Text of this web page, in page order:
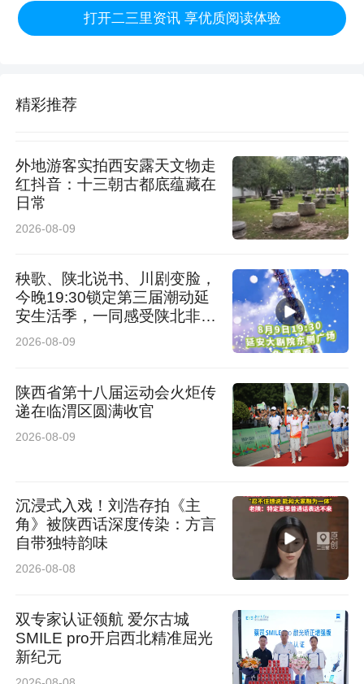
图为汉中市博物馆（古汉台）望江楼。
在城市更新与文旅活化中，汉台坚守敬畏历史、
尊重居民、克制开发理念，精心保护东关老街、
中山街等历史街巷，保留原住民生活场景与市井
烟火，不搞大拆大建，拒绝同质化开发。同步推
进背街小巷微改造、口袋公园建设，实现文脉保
护、民生改善与文旅引流协同共进，让老街既有
岁月质感，更有生活温度。
围绕 “一区三带三板块” 全域文旅格局，汉台以
“文旅 +” 激活发展新动能。推动 “文旅 + 农业”，
以油菜花海为媒，打造花海小火车、低空观光、
田园市集，变一季赏花为全年可游；做强 “文旅 +
夜间经济”，点亮天汉长街、前进路夜市，融合非
研学”，构建汉文化、农耕、自然、国防四大课程
体系，打造全龄段研学样板。
打开二三里资讯 享优质阅读体验
精彩推荐
外地游客实拍西安露天文物走
红抖音：十三朝古都底蕴藏在
日常
2026-08-09
秧歌、陕北说书、川剧变脸，
今晚19:30锁定第三届潮动延
安生活季，一同感受陕北非遗
魅力
2026-08-09
陕西省第十八届运动会火炬传
递在临渭区圆满收官
2026-08-09
沉浸式入戏！刘浩存拍《主
角》被陕西话深度传染：方言
自带独特韵味
2026-08-08
双专家认证领航 爱尔古城
SMILE pro开启西北精准屈光
新纪元